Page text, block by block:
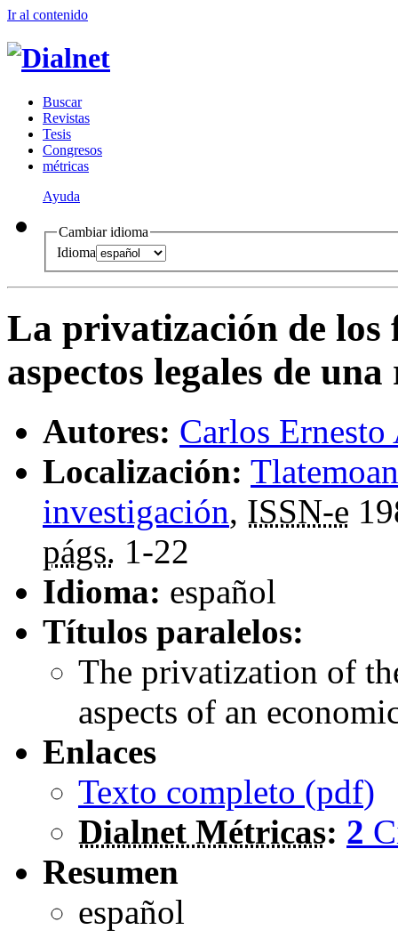
Ir al contenido
Buscar
Revistas
Tesis
Congresos
métricas
Ayuda
Cambiar idioma
Idioma
La privatización de los
aspectos legales de
Autores: Carlos
Localización:
investigación, ISSN-e
págs. 1-22
Idioma: español
Títulos paralelos:
The privatization of
aspects of an
Enlaces
Texto completo (pdf)
Dialnet Métricas: 2
Resumen
español